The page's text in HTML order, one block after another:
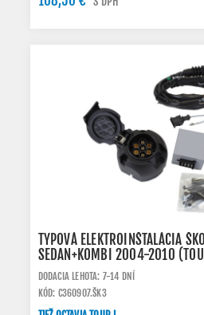
TYPOVÁ ELEKTROINŠTALÁCIA
SEDAN+KOMBI 2004-2010
DODACIA LEHOTA: 7-14 DNÍ
KÓD: C360907.ŠK3